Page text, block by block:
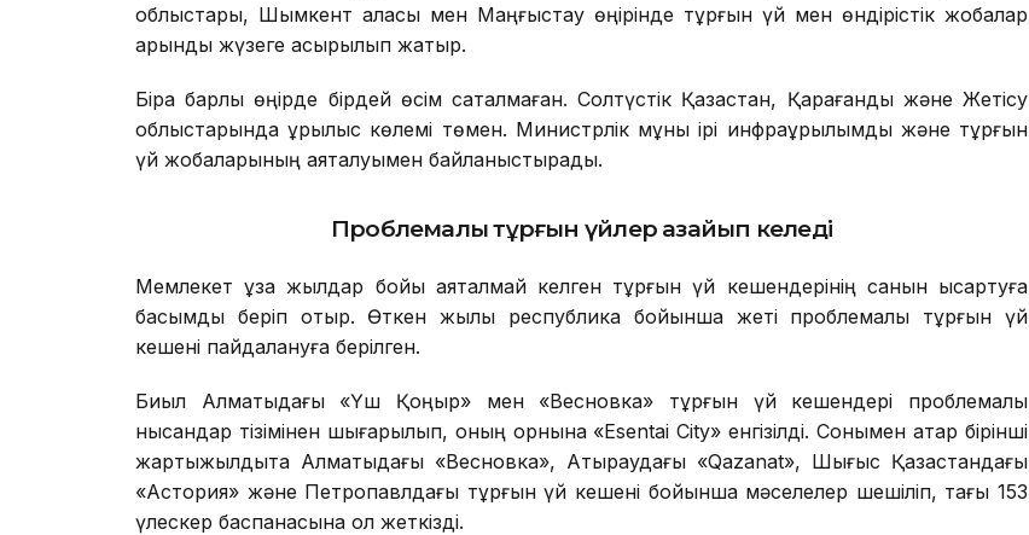
облыстары, Шымкент қаласы мен Маңғыстау өңірінде тұрғын үй мен өндірістік жобалар
қарқынды жүзеге асырылып жатыр.
Бірақ барлық өңірде бірдей өсім сақталмаған. Солтүстік Қазақстан, Қарағанды және Жетісу
облыстарында құрылыс көлемі төмен. Министрлік мұны ірі инфрақұрылымдық және тұрғын
үй жобаларының аяқталуымен байланыстырады.
Проблемалы тұрғын үйлер азайып келеді
Мемлекет ұзақ жылдар бойы аяқталмай келген тұрғын үй кешендерінің санын қысқартуға
басымдық беріп отыр. Өткен жылы республика бойынша жеті проблемалы тұрғын үй
кешені пайдалануға берілген.
Биыл Алматыдағы «Үш Қоңыр» мен «Весновка» тұрғын үй кешендері проблемалы
нысандар тізімінен шығарылып, оның орнына «Esentai City» енгізілді. Сонымен қатар бірінші
жартыжылдықта Алматыдағы «Весновка», Атыраудағы «Qazanat», Шығыс Қазақстандағы
«Астория» және Петропавлдағы тұрғын үй кешені бойынша мәселелер шешіліп, тағы 153
үлескер баспанасына қол жеткізді.